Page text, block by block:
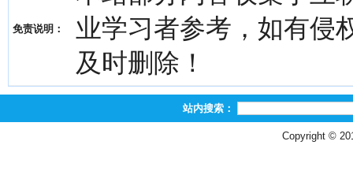
免责说明：
业学习者参考，如有侵
及时删除！
站内搜索：
Copyright ©